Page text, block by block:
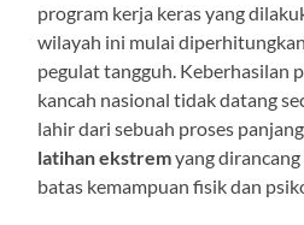
program kerja keras yang
wilayah ini mulai
pegulat tangguh. Keberhasilan
kancah nasional tidak datang
lahir dari sebuah proses
latihan ekstremyang
batas kemampuan fisik dan